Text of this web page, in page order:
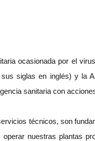
ocasionada por el
siglas en inglés) y la
sanitaria con
técnicos, son
nuestras plantas